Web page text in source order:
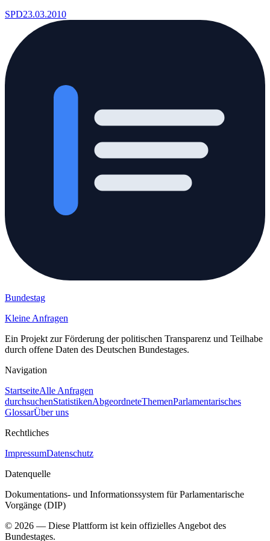
SPD23.03.2010
Bundestag
Kleine Anfragen
Ein Projekt zur Förderung der politischen Transparenz und Teilhabe
durch offene Daten des Deutschen Bundestages.
Navigation
StartseiteAlle Anfragen
durchsuchenStatistikenAbgeordneteThemenParlamentarisches
GlossarÜber uns
Rechtliches
ImpressumDatenschutz
Datenquelle
Dokumentations- und Informationssystem für Parlamentarische
Vorgänge (DIP)
© 2026 — Diese Plattform ist kein offizielles Angebot des
Bundestages.